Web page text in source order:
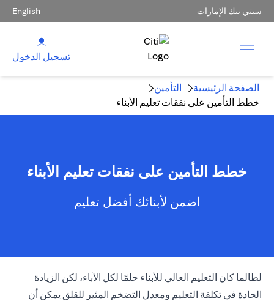
سيتي بنك الإمارات English
تسجيل الدخول
الصفحة الرئيسية
التأمين
خطط التأمين على نفقات تعليم الأبناء
خطط التأمين على نفقات تعليم الأبناء
اضمن لأبنائك أفضل تعليم
لطالما كان التعليم العالي للأبناء حلمًا لكل الآباء، لكن الزيادة
الحادة في تكلفة التعليم ومعدل التضخم المثير للقلق يمكن أن